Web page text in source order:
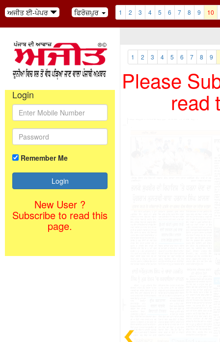
ਅਜੀਤ ਈ-ਪੇਪਰ ਫਿਰੋਜ਼ਪੁਰ 1 2 3 4 5 6 7 8 9 10
Login
Remember Me
New User ?
Subscribe to read this
page.
1 2 3 4 5 6 7 8 9
Please
read